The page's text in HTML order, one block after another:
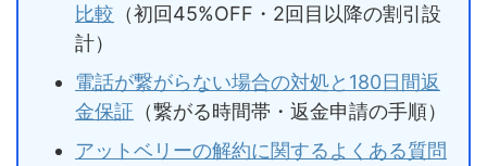
比較 （初回45%OFF・2回目以降の割引設
計）
電話が繋がらない場合の対処と180日間返
金保証 （繋がる時間帯・返金申請の手順）
アットベリーの解約に関するよくある質問